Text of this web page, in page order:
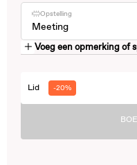
Opstelling
Meeting
Voeg een opmerking of
Lid -20%